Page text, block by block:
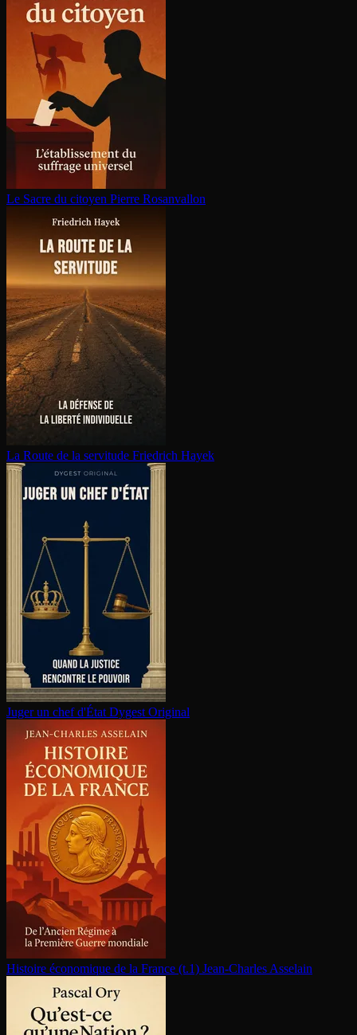
Le Sacre du citoyen Pierre Rosanvallon
La Route de la servitude Friedrich Hayek
Juger un chef d'État Dygest Original
Histoire économique de la France (t.1) Jean-Charles Asselain